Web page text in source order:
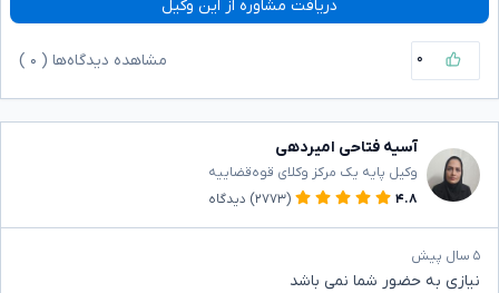
دریافت مشاوره از این وکیل
۰ مشاهده دیدگاه‌ها ( ۰
آسیه فتاحی امیردهی
وکیل پایه یک مرکز وکلای قوه‌قضاییه
۴.۸
(۲۷۷۳) دیدگاه
۵ سال پیش
نیازی به حضور شما نمی باشد